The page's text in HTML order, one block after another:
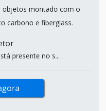
objetos montado com o
carbono e fiberglass.
presente no s...